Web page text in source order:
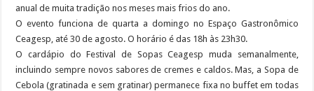
anual de muita tradição nos meses mais frios do ano.
O evento funciona de quarta a domingo no Espaço Gastronômico
Ceagesp, até 30 de agosto. O horário é das 18h às 23h30.
O cardápio do Festival de Sopas Ceagesp muda semanalmente,
incluindo sempre novos sabores de cremes e caldos. Mas, a Sopa de
Cebola (gratinada e sem gratinar) permanece fixa no buffet em todas